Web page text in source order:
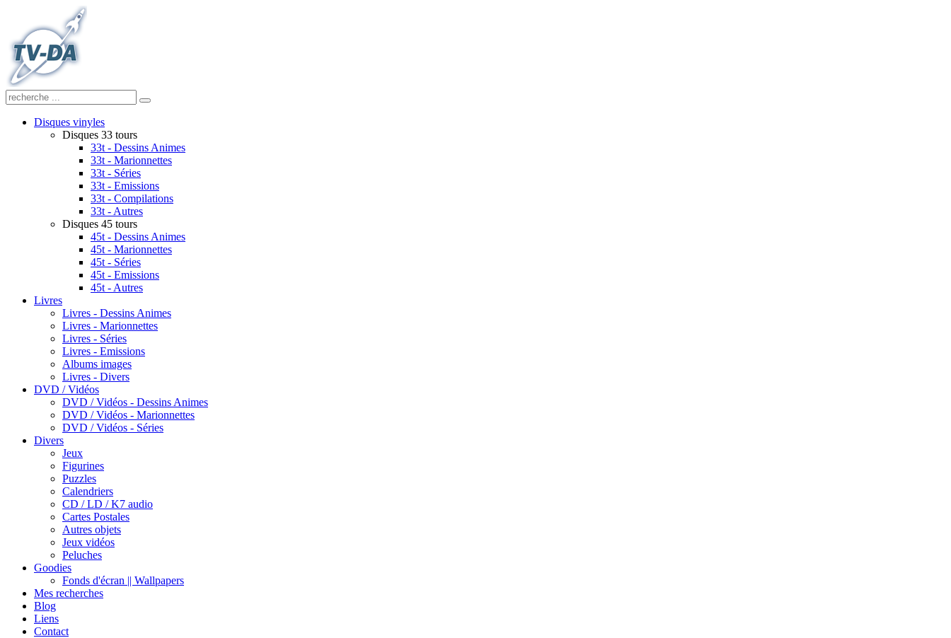
Disques vinyles
Disques 33 tours
33t - Dessins Animes
33t - Marionnettes
33t - Séries
33t - Emissions
33t - Compilations
33t - Autres
Disques 45 tours
45t - Dessins Animes
45t - Marionnettes
45t - Séries
45t - Emissions
45t - Autres
Livres
Livres - Dessins Animes
Livres - Marionnettes
Livres - Séries
Livres - Emissions
Albums images
Livres - Divers
DVD / Vidéos
DVD / Vidéos - Dessins Animes
DVD / Vidéos - Marionnettes
DVD / Vidéos - Séries
Divers
Jeux
Figurines
Puzzles
Calendriers
CD / LD / K7 audio
Cartes Postales
Autres objets
Jeux vidéos
Peluches
Goodies
Fonds d'écran || Wallpapers
Mes recherches
Blog
Liens
Contact